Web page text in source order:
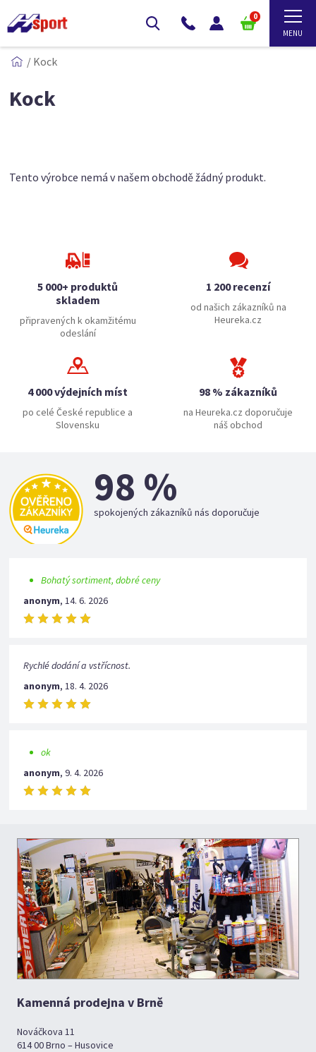
0
/ Kock
Kock
Tento výrobce nemá v našem obchodě žádný produkt.
5 000+ produktů
skladem
připravených k okamžitému
odeslání
1 200 recenzí
od našich zákazníků na
Heureka.cz
4 000 výdejních míst
po celé České republice a
Slovensku
98 % zákazníků
na Heureka.cz doporučuje
náš obchod
98 %
spokojených zákazníků nás doporučuje
Bohatý sortiment, dobré ceny
anonym,14. 6. 2026
Rychlé dodání a vstřícnost.
anonym,18. 4. 2026
ok
anonym,9. 4. 2026
Kamenná prodejna v Brně
Nováčkova 11
614 00 Brno – Husovice